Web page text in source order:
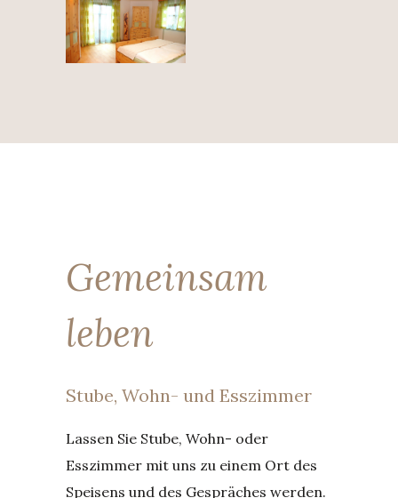
Gemeinsam
leben
Stube, Wohn- und Esszimmer
Lassen Sie Stube, Wohn- oder
Esszimmer mit uns zu einem Ort des
Speisens und des Gespräches werden.